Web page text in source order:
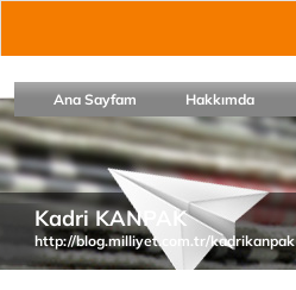
Ana Sayfam Hakkımda
Kadri KANPAK
http://blog.milliyet.com.tr/kadrikanpak